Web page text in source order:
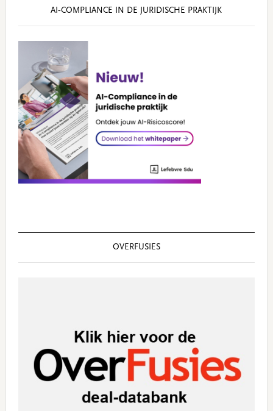
AI‑COMPLIANCE IN DE JURIDISCHE PRAKTIJK
OVERFUSIES